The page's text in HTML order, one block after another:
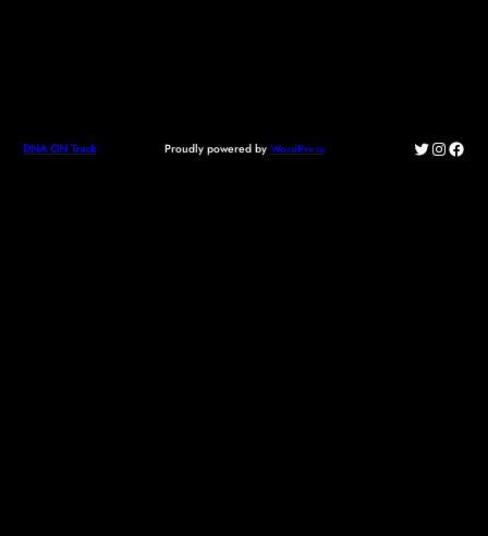
DNA ON Track Proudly powered by WordPress Twitter